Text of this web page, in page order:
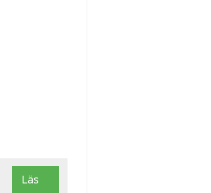
Läs